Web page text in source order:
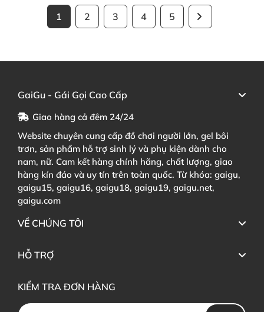
1 2 3 4 5
GaiGu - Gái Gọi Cao Cấp
Giao hàng cả đêm 24/24
Website chuyên cung cấp đồ chơi người lớn, gel bôi
trơn, sản phẩm hỗ trợ sinh lý và phụ kiện dành cho
nam, nữ. Cam kết hàng chính hãng, chất lượng, giao
hàng kín đáo và uy tín trên toàn quốc. Từ khóa: gaigu,
gaigu15, gaigu16, gaigu18, gaigu19, gaigu.net,
gaigu.com
VỀ CHÚNG TÔI
HỖ TRỢ
KIỂM TRA ĐƠN HÀNG